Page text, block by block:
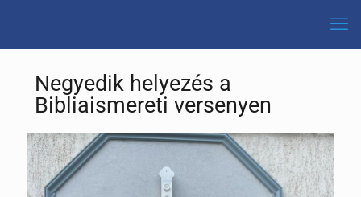
Negyedik helyezés a
Bibliaismereti versenyen